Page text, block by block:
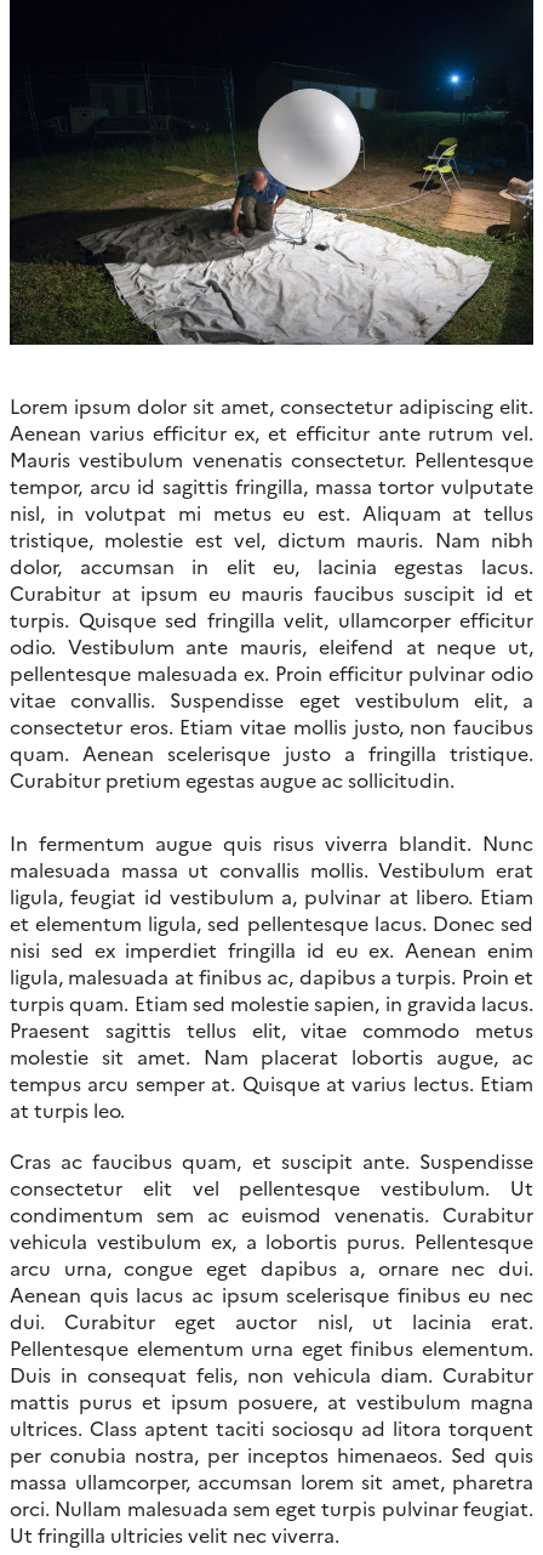
Lorem ipsum dolor sit amet, consectetur adipiscing elit.
Aenean varius efficitur ex, et efficitur ante rutrum vel.
Mauris vestibulum venenatis consectetur. Pellentesque
tempor, arcu id sagittis fringilla, massa tortor vulputate
nisl, in volutpat mi metus eu est. Aliquam at tellus
tristique, molestie est vel, dictum mauris. Nam nibh
dolor, accumsan in elit eu, lacinia egestas lacus.
Curabitur at ipsum eu mauris faucibus suscipit id et
turpis. Quisque sed fringilla velit, ullamcorper efficitur
odio. Vestibulum ante mauris, eleifend at neque ut,
pellentesque malesuada ex. Proin efficitur pulvinar odio
vitae convallis. Suspendisse eget vestibulum elit, a
consectetur eros. Etiam vitae mollis justo, non faucibus
quam. Aenean scelerisque justo a fringilla tristique.
Curabitur pretium egestas augue ac sollicitudin.
In fermentum augue quis risus viverra blandit. Nunc
malesuada massa ut convallis mollis. Vestibulum erat
ligula, feugiat id vestibulum a, pulvinar at libero. Etiam
et elementum ligula, sed pellentesque lacus. Donec sed
nisi sed ex imperdiet fringilla id eu ex. Aenean enim
ligula, malesuada at finibus ac, dapibus a turpis. Proin et
turpis quam. Etiam sed molestie sapien, in gravida lacus.
Praesent sagittis tellus elit, vitae commodo metus
molestie sit amet. Nam placerat lobortis augue, ac
tempus arcu semper at. Quisque at varius lectus. Etiam
at turpis leo.
Cras ac faucibus quam, et suscipit ante. Suspendisse
consectetur elit vel pellentesque vestibulum. Ut
condimentum sem ac euismod venenatis. Curabitur
vehicula vestibulum ex, a lobortis purus. Pellentesque
arcu urna, congue eget dapibus a, ornare nec dui.
Aenean quis lacus ac ipsum scelerisque finibus eu nec
dui. Curabitur eget auctor nisl, ut lacinia erat.
Pellentesque elementum urna eget finibus elementum.
Duis in consequat felis, non vehicula diam. Curabitur
mattis purus et ipsum posuere, at vestibulum magna
ultrices. Class aptent taciti sociosqu ad litora torquent
per conubia nostra, per inceptos himenaeos. Sed quis
massa ullamcorper, accumsan lorem sit amet, pharetra
orci. Nullam malesuada sem eget turpis pulvinar feugiat.
Ut fringilla ultricies velit nec viverra.